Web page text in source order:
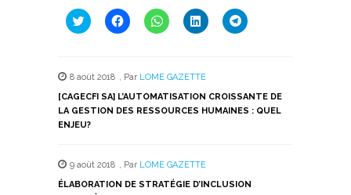
Cliquez
pour
une
fenêtre)
Cliquez
pour
une
fenêtre)
Cliquez
pour
une
fenêtre)
Cliquez
pour
une
fenêtre)
Cliquez
pour
fenêtre)
8 août 2018 Par LOME GAZETTE
[CAGECFI SA] L’AUTOMATISATION CROISSANTE DE
LA GESTION DES RESSOURCES HUMAINES : QUEL
ENJEU?
9 août 2018 Par LOME GAZETTE
ÉLABORATION DE STRATÉGIE D’INCLUSION